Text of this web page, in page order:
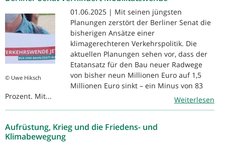
© Uwe Hiksch
01.06.2025 | Mit seinen jüngsten
Planungen zerstört der Berliner Senat die
bisherigen Ansätze einer
klimagerechteren Verkehrspolitik. Die
aktuellen Planungen sehen vor, dass der
Etatansatz für den Bau neuer Radwege
von bisher neun Millionen Euro auf 1,5
Millionen Euro sinkt – ein Minus von 83
Prozent. Mit...
Weiterlesen
Aufrüstung, Krieg und die Friedens- und
Klimabewegung